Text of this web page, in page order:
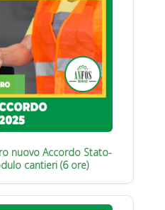
nuovo Accordo Stato-
cantieri (6 ore)